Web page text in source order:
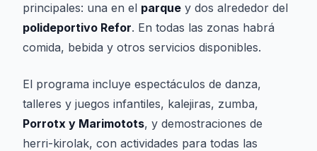
principales: una en el parque y dos alrededor del
polideportivo Refor. En todas las zonas habrá
comida, bebida y otros servicios disponibles.
El programa incluye espectáculos de danza,
talleres y juegos infantiles, kalejiras, zumba,
Porrotx y Marimotots, y demostraciones de
herri-kirolak, con actividades para todas las